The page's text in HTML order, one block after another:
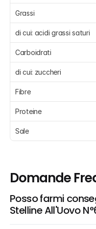
Grassi
di cui: acidi grassi saturi
Carboidrati
di cui: zuccheri
Fibre
Proteine
Sale
Domande
Posso farmi
Stelline All'Uovo